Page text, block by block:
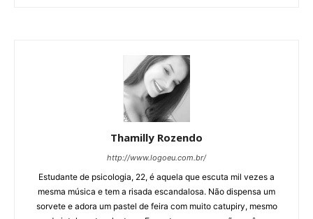
Thamilly Rozendo
http://www.logoeu.com.br/
Estudante de psicologia, 22, é aquela que escuta mil vezes a
mesma música e tem a risada escandalosa. Não dispensa um
sorvete e adora um pastel de feira com muito catupiry, mesmo